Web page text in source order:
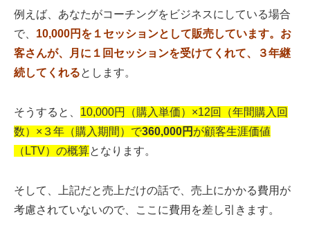
例えば、あなたがコーチングをビジネスにしている場合
で、 10,000円を１セッションとして販売しています。お
客さんが、月に１回セッションを受けてくれて、３年継
続してくれるとします。
そうすると、 10,000円（購入単価）×12回（年間購入回
数）×３年（購入期間）で360,000円 が顧客生涯価値
（LTV）の概算となります。
そして、上記だと売上だけの話で、売上にかかる費用が
考慮されていないので、ここに費用を差し引きます。